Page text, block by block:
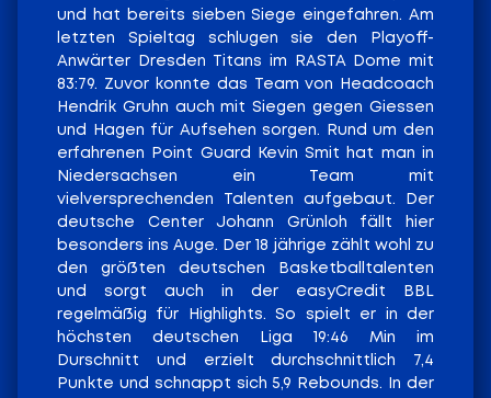
und hat bereits sieben Siege eingefahren. Am
letzten Spieltag schlugen sie den Playoff-
Anwärter Dresden Titans im RASTA Dome mit
83:79. Zuvor konnte das Team von Headcoach
Hendrik Gruhn auch mit Siegen gegen Giessen
und Hagen für Aufsehen sorgen. Rund um den
erfahrenen Point Guard Kevin Smit hat man in
Niedersachsen ein Team mit
vielversprechenden Talenten aufgebaut. Der
deutsche Center Johann Grünloh fällt hier
besonders ins Auge. Der 18 jährige zählt wohl zu
den größten deutschen Basketballtalenten
und sorgt auch in der easyCredit BBL
regelmäßig für Highlights. So spielt er in der
höchsten deutschen Liga 19:46 Min im
Durschnitt und erzielt durchschnittlich 7,4
Punkte und schnappt sich 5,9 Rebounds. In der